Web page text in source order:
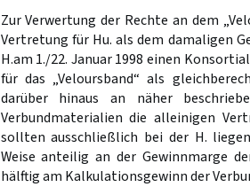
Zur Verwertung der Rechte an dem
Vertretung für Hu. als dem damaligen
H.am 1./22. Januar 1998 einen
für das „Veloursband“ als
darüber hinaus an näher
Verbundmaterialien die alleinigen
sollten ausschließlich bei der H.
Weise anteilig an der Gewinnmarge
hälftig am Kalkulationsgewinn der